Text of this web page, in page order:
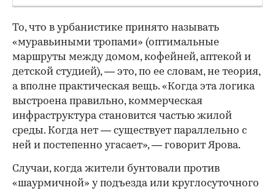
То, что в урбанистике принято называть
«муравьиными тропами» (оптимальные
маршруты между домом, кофейней, аптекой и
детской студией), — это, по ее словам, не теория,
а вполне практическая вещь. «Когда эта логика
выстроена правильно, коммерческая
инфраструктура становится частью жилой
среды. Когда нет — существует параллельно с
ней и постепенно угасает», — говорит Ярова.
Случаи, когда жители бунтовали против
«шаурмичной» у подъезда или круглосуточного